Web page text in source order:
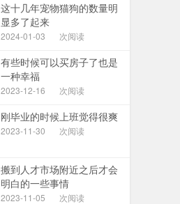
这十几年宠物猫狗的数量明
显多了起来
2024-01-03 次阅读
有些时候可以买房子了也是
一种幸福
2023-12-16 次阅读
刚毕业的时候上班觉得很爽
2023-11-30 次阅读
搬到人才市场附近之后才会
明白的一些事情
2023-11-05 次阅读